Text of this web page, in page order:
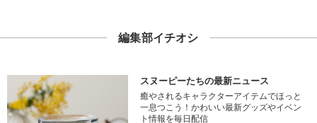
編集部イチオシ
スヌーピーたちの最新ニュース
癒やされるキャラクターアイテムでほっと
一息つこう！かわいい最新グッズやイベン
ト情報を毎日配信